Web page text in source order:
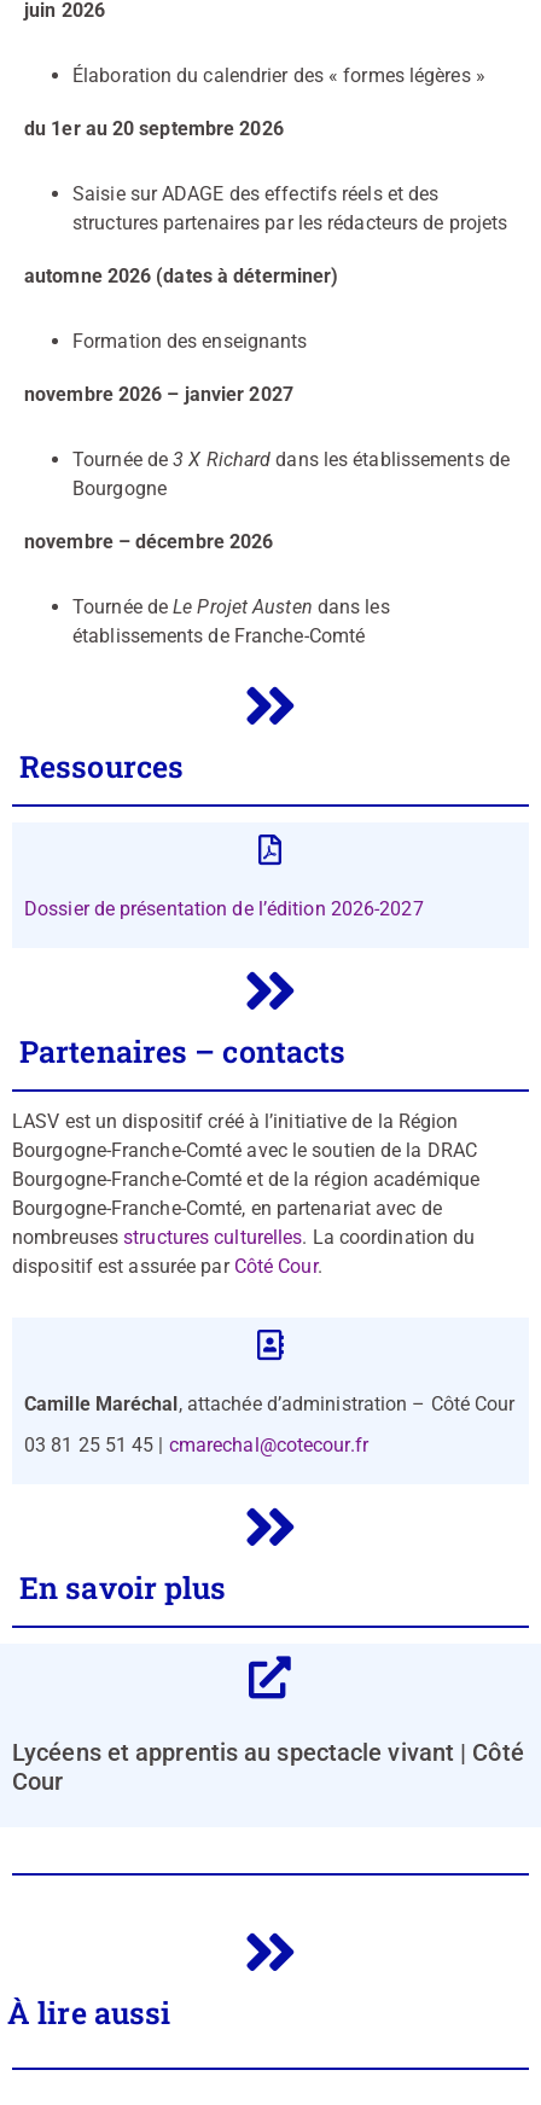
juin 2026
Élaboration du calendrier des « formes légères »
du 1er au 20 septembre 2026
Saisie sur ADAGE des effectifs réels et des
structures partenaires par les rédacteurs de projets
automne 2026 (dates à déterminer)
Formation des enseignants
novembre 2026 – janvier 2027
Tournée de3 X Richard dans les établissements de
Bourgogne
novembre – décembre 2026
Tournée deLe Projet Austen dans les
établissements de Franche-Comté
Ressources
Dossier de présentation de l’édition 2026-2027
Partenaires – contacts
LASV est un dispositif créé à l’initiative de la Région
Bourgogne-Franche-Comté avec le soutien de la DRAC
Bourgogne-Franche-Comté et de la région académique
Bourgogne-Franche-Comté, en partenariat avec de
nombreusesstructures culturelles. La coordination du
dispositif est assurée par Côté Cour.
Camille Maréchal , attachée d’administration – Côté Cour
03 81 25 51 45 | cmarechal@cotecour.fr
En savoir plus
Lycéens et apprentis au spectacle vivant | Côté
Cour
À lire aussi